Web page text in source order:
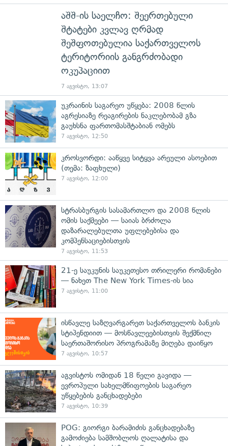
აშშ-ის საელჩო: შეერთებული
შტატები კვლავ ღრმად
შეშფოთებულია საქართველოს
ტერიტორიის განგრძობადი
ოკუპაციით
7 აგვისტო, 13:07
უკრაინის საგარეო უწყება: 2008 წლის
აგრესიაზე რეაგირების ნაკლებობამ გზა
გაუხსნა ფართომასშტაბიან ომებს
7 აგვისტო, 12:50
კროსვორდი: ააწყვე სიტყვა არეული ასოებით
(თემა: ზაფხული)
7 აგვისტო, 12:00
სტრასბურგის სასამართლო და 2008 წლის
ომის საქმეები — საიას ბრძოლა
დაზარალებულთა უფლებებისა და
კომპენსაციებისთვის
7 აგვისტო, 11:53
21-ე საუკუნის საუკეთესო თრილერი რომანები
— ნახეთ The New York Times-ის სია
7 აგვისტო, 11:00
ისწავლე საზღვარგარეთ საქართველოს ბანკის
სტიპენდიით — მოსწავლეებისთვის შექმნილ
საერთაშორისო პროგრამაზე მიღება დაიწყო
7 აგვისტო, 10:57
აგვისტოს ომიდან 18 წელი გავიდა —
ევროპული სახელმწიფოების საგარეო
უწყებების განცხადებები
7 აგვისტო, 10:39
POG: გიორგი ბარამიძის განცხადებაზე
გამოძიება სამშობლოს ღალატისა და